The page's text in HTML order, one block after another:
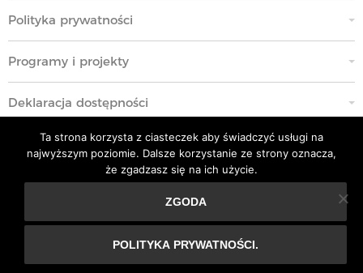
Polityka prywatności
Programy i projekty
Deklaracja dostępności
Standardy Ochrony Małoletnich
Polityka przeciwko molestowaniu w miejscu pracy
Kodeks Etyki
Ta strona korzysta z ciasteczek aby świadczyć usługi na
najwyższym poziomie. Dalsze korzystanie ze strony oznacza,
że zgadzasz się na ich użycie.
ZGODA
POLITYKA PRYWATNOŚCI.
Ta strona korzysta z ciasteczek aby świadczyć usługi na
oznacza, że zgadzasz się na ich użycie.